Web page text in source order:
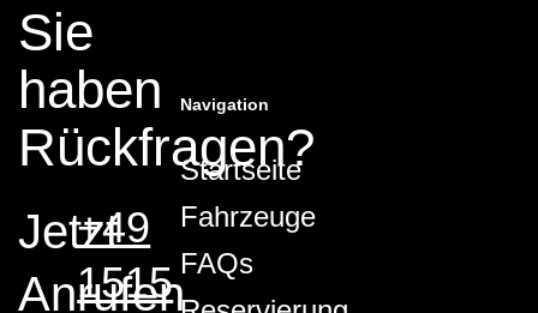
Sie
haben
Rückfragen?
Jetzt
Anrufen
+49
1515
Navigation
Startseite
Fahrzeuge
FAQs